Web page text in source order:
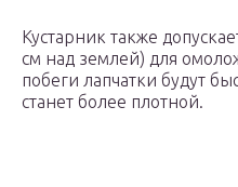
Кустарник также
см над землей) для
побеги лапчатки будут
станет более плотной.